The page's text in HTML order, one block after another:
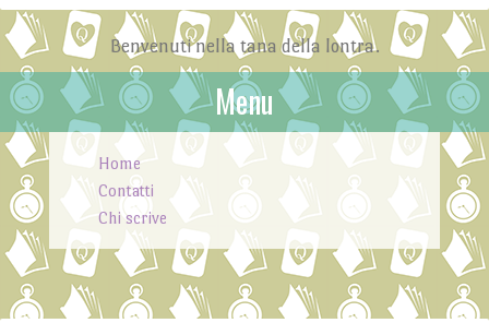
Benvenuti nella tana della lontra.
Menu
Skip to content
Home
Contatti
Chi scrive